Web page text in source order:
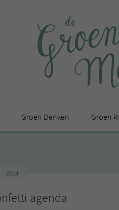
Groen Denken Groen
2014
agenda